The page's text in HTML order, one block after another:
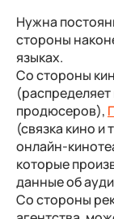
Нужна
стороны
языках.
Со стороны
(распределяет
продюсеров),
(связка кино
онлайн-
которые
данные об
Со стороны